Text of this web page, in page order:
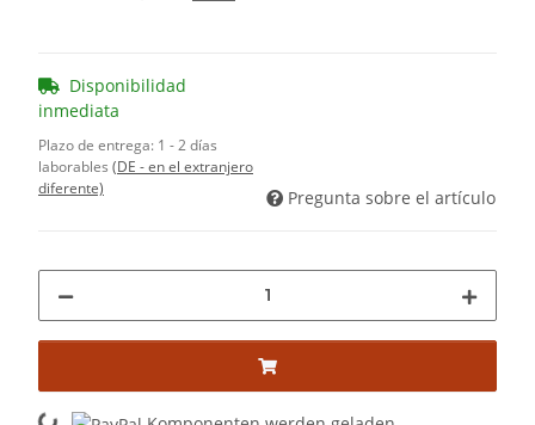
Disponibilidad
inmediata
Plazo de entrega: 1 - 2 días
laborables (DE - en el extranjero
diferente)
Pregunta sobre el artículo